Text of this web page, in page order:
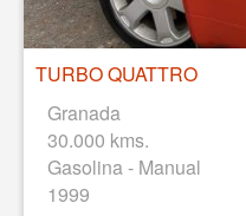
TURBO QUATTRO
Granada
30.000 kms.
Gasolina - Manual
1999